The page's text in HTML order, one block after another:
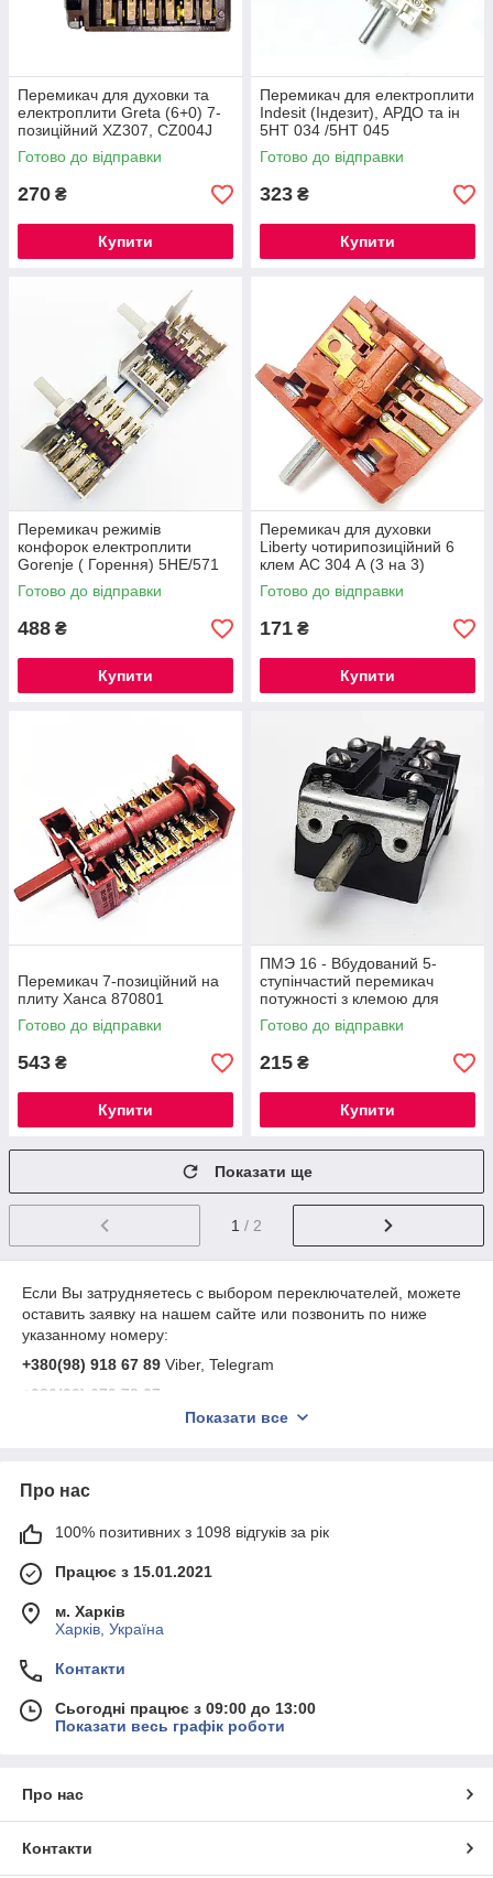
Перемикач для духовки та
електроплити Greta (6+0) 7-
позиційний XZ307, CZ004J
(46.851.02)
Готово до відправки
270 ₴
Купити
Перемикач для електроплити
Indesit (Індезит), АРДО та ін
5НТ 034 /5НТ 045
Готово до відправки
323 ₴
Купити
Перемикач режимів
конфорок електроплити
Gorenje ( Горення) 5HE/571
Італія
Готово до відправки
488 ₴
Купити
Перемикач для духовки
Liberty чотирипозиційний 6
клем АС 304 А (3 на 3)
Готово до відправки
171 ₴
Купити
Перемикач 7-позиційний на
плиту Ханса 870801
Готово до відправки
543 ₴
Купити
ПМЭ 16 - Вбудований 5-
ступінчастий перемикач
потужності з клемою для
сигнальної лампи, 220В, 16А,
Т150°C
Готово до відправки
215 ₴
Купити
Показати ще
1 / 2
Если Вы затрудняетесь с выбором переключателей, можете
оставить заявку на нашем сайте или позвонить по ниже
указанному номеру:
+380(98) 918 67 89 Viber, Telegram
+380(99) 679 78 37
Подробнее: https://mixel.com.ua/contacts
Показати все
Про нас
100% позитивних з 1098 відгуків за рік
Працює з 15.01.2021
м. Харків
Харків, Україна
Контакти
Сьогодні працює з 09:00 до 13:00
Показати весь графік роботи
Про нас
Контакти